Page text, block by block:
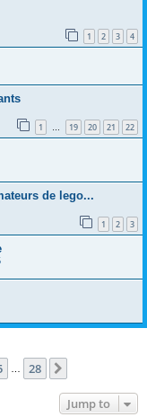
1 2 3 4
1 … 19 20 21 22
de lego...
1 2 3
28
Jump to